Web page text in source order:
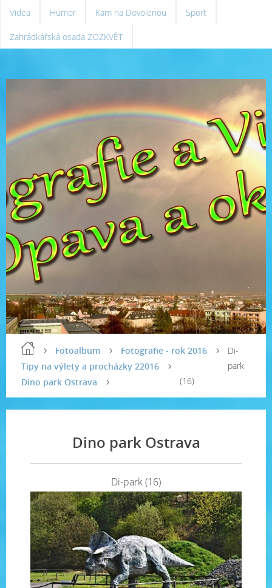
Videa Humor Kam na Dovolenou Sport
Zahrádkářská osada ZOZKVĚT
Fotoalbum
Fotografie - rok 2016
Tipy na výlety a procházky 22016
Dino park Ostrava
Di-
park
(16)
Dino park Ostrava
Di-park (16)